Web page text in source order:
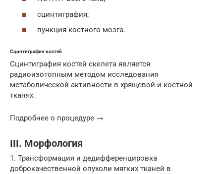
сцинтиграфия;
пункция костного мозга.
Сцинтиграфия костей
Сцинтиграфия костей скелета является
радиоизотопным методом исследования
метаболической активности в хрящевой и костной
тканях.
Подробнее о процедуре →
III. Морфология
1. Трансформация и дедифференцировка
доброкачественной опухоли мягких тканей в